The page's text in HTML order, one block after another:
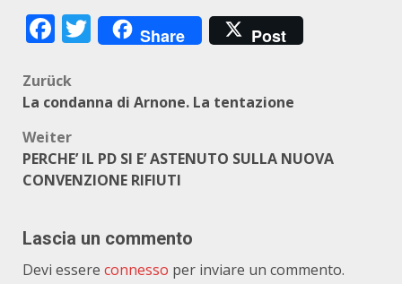
Facebook
Twitter
Share Post
Beitragsnavigation
Zurück
La condanna di Arnone. La tentazione
Weiter
PERCHE’ IL PD SI E’ ASTENUTO SULLA NUOVA
CONVENZIONE RIFIUTI
Lascia un commento
Devi essere connesso per inviare un commento.